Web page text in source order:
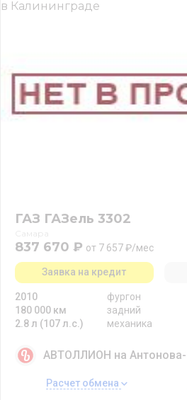
ГАЗ ГАЗель 3302
Самара
837 670 ₽ от 7 657 ₽/мес
2010
180 000 км
2.8 л (107 л.с.)
фургон
задний
механика
Заявка на кредит
АВТОЛЛИОН на Антонова-
Расчет обмена